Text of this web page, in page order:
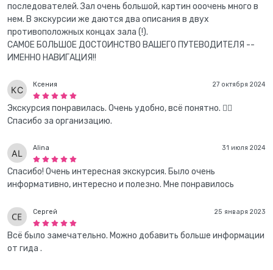
последователей. Зал очень большой, картин ооочень много в
нем. В экскурсии же даются два описания в двух
противоположных концах зала (!).
САМОЕ БОЛЬШОЕ ДОСТОИНСТВО ВАШЕГО ПУТЕВОДИТЕЛЯ --
ИМЕННО НАВИГАЦИЯ!!
27 октября 2024
Ксения
Экскурсия понравилась. Очень удобно, всё понятно. 👌🏻
Спасибо за организацию.
31 июля 2024
Alina
Спасибо! Очень интересная экскурсия. Было очень
информативно, интересно и полезно. Мне понравилось
25 января 2023
Сергей
Всё было замечательно. Можно добавить больше информации
от гида .